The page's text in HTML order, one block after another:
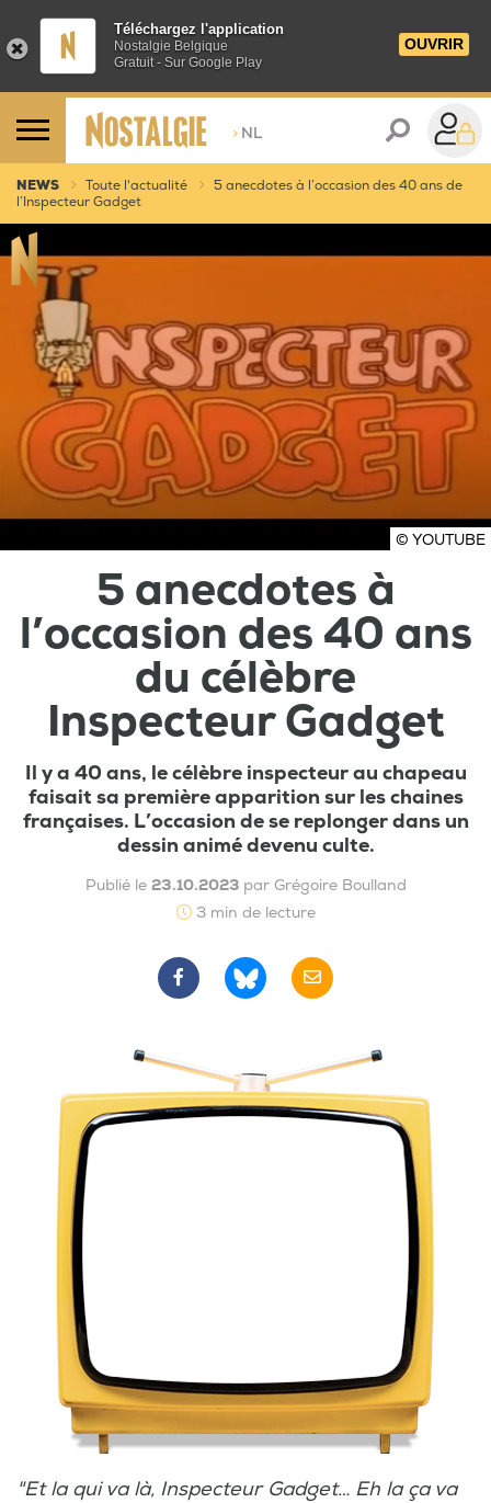
Téléchargez l'application
Nostalgie Belgique
Gratuit - Sur Google Play
OUVRIR
> NL
NEWS Toute l'actualité
5 anecdotes à l’occasion des 40 ans de
l’Inspecteur Gadget
© YOUTUBE
5 anecdotes à
l’occasion des 40 ans
du célèbre
Inspecteur Gadget
Il y a 40 ans, le célèbre inspecteur au chapeau
faisait sa première apparition sur les chaines
françaises. L’occasion de se replonger dans un
dessin animé devenu culte.
Publié le 23.10.2023 par Grégoire Boulland
3 min de lecture
"Et la qui va là, Inspecteur Gadget… Eh la ça va